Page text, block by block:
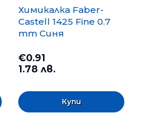
Химикалка Faber-
Castell 1425 Fine 0.7
mm Синя
€0.91
1.78 лв.